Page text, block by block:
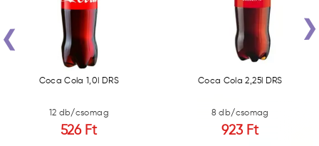
Coca Cola 1,0l DRS
12 db/csomag
526 Ft
Coca Cola 2,25l DRS
8 db/csomag
923 Ft
‹ ›